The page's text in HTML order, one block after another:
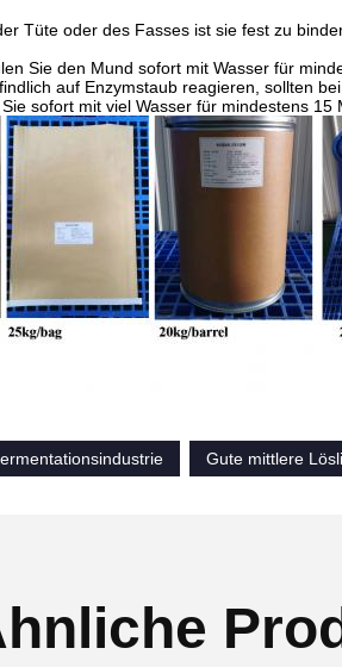
Tüte oder des Fasses ist sie fest zu
Sie den Mund sofort mit Wasser für
auf Enzymstaub reagieren, sollten
sofort mit viel Wasser für mindestens 15
Gute mittlere